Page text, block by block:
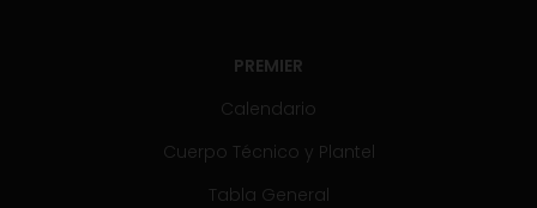
PREMIER
Calendario
Cuerpo Técnico y Plantel
Tabla General